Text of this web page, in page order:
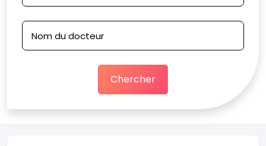
Chercher